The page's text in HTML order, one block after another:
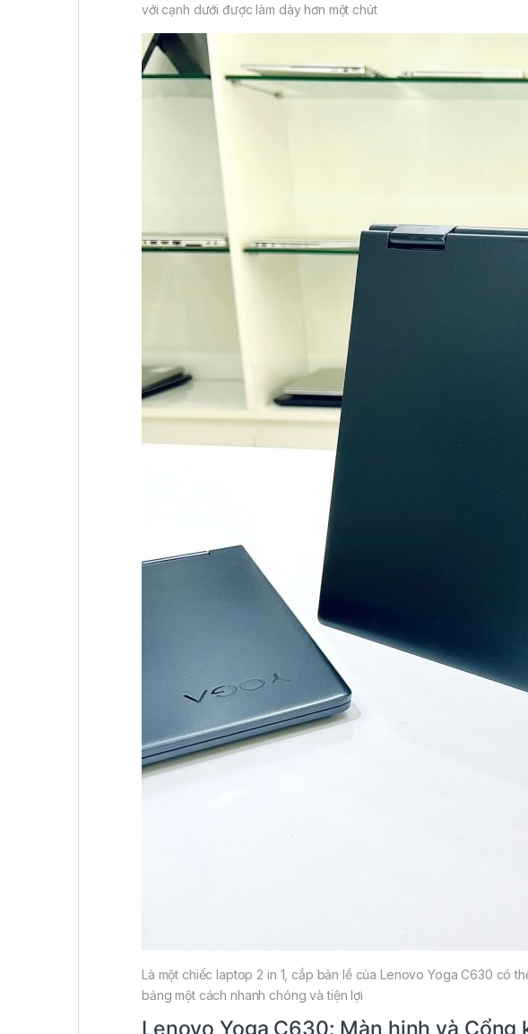
với cạnh dưới được làm dày hơn một chút
Là một chiếc laptop 2 in 1, cắp bản lề của Lenovo Yoga C630 có
bảng một cách nhanh chóng và tiện lợi
Lenovo Yoga C630: Màn hinh và Cổng